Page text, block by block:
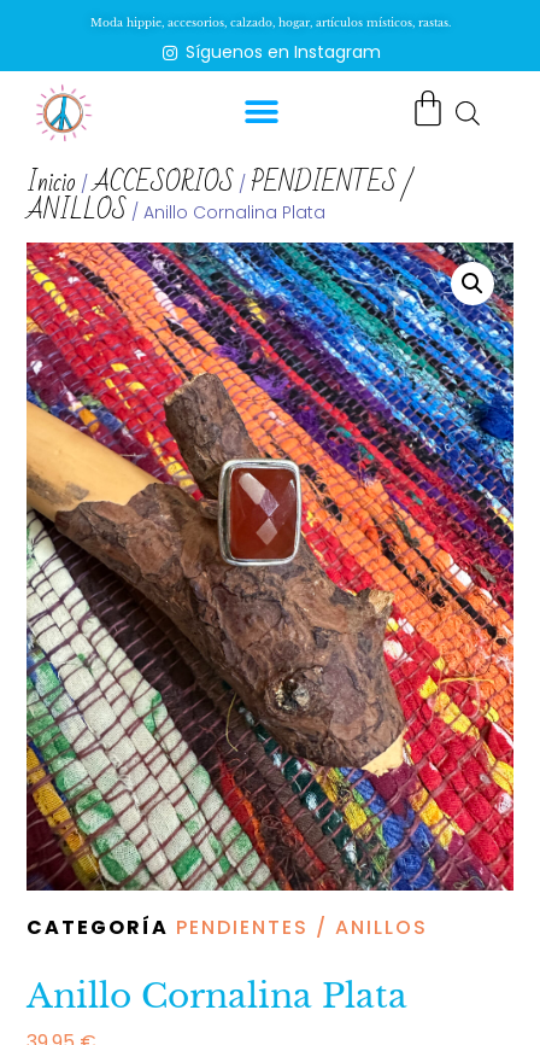
Moda hippie, accesorios, calzado, hogar, artículos místicos, rastas.
Síguenos en Instagram
Inicio /ACCESORIOS / PENDIENTES /
ANILLOS / Anillo Cornalina Plata
CATEGORÍA PENDIENTES / ANILLOS
Anillo Cornalina Plata